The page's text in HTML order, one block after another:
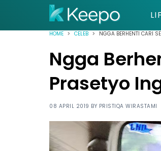
HOME CELEB NGGA BERHENTI CARI
Ngga
Prasetyo
08 APRIL 2019 BY PRISTIQA WIRASTAMI